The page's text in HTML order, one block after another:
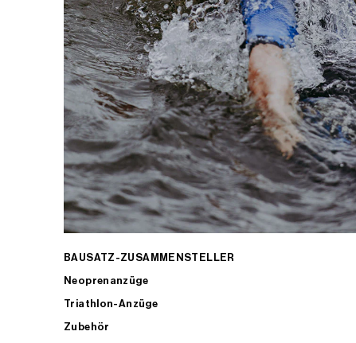
BAUSATZ-ZUSAMMENSTELLER
Neoprenanzüge
Triathlon-Anzüge
Zubehör